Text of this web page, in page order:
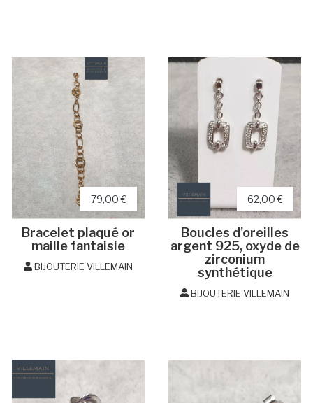
79,00 €
Bracelet plaqué or
maille fantaisie
BIJOUTERIE VILLEMAIN
62,00 €
Boucles d'oreilles
argent 925, oxyde de
zirconium
synthétique
BIJOUTERIE VILLEMAIN